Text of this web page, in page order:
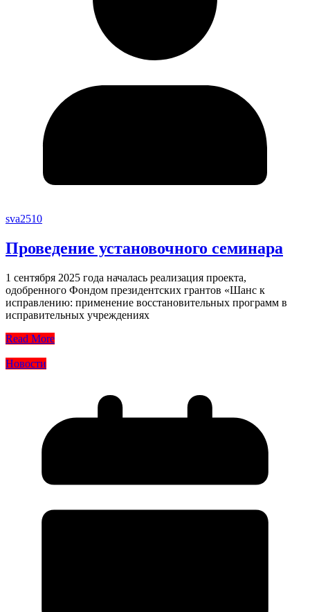
sva2510
Проведение установочного семинара
1 сентября 2025 года началась реализация проекта,
одобренного Фондом президентских грантов «Шанс к
исправлению: применение восстановительных программ в
исправительных учреждениях
Read More
Новости